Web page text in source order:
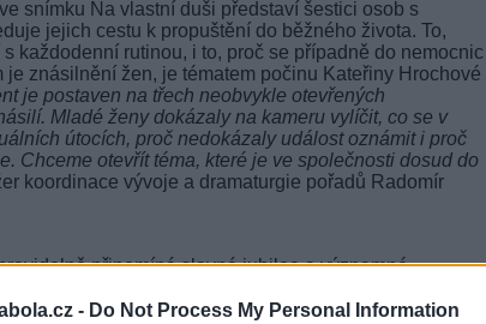
- Do Not Process My Personal Information
snímku Na vlastní duši představí šestici osob s
jejich cestu k propuštění do běžného života. To,
každodenní rutinou, i to, proč se případně do nemocnic
je znásilnění žen, je tématem počinu Kateřiny Hrochové
je postaven na třech neobvykle otevřených
Mladé ženy dokázaly na kameru vylíčit, co se v
útocích, proč nedokázaly událost oznámit i proč
Chceme otevřít téma, které je ve společnosti dosud do
koordinace vývoje a dramaturgie pořadů Radomír
připomíná slavná jubilea a významné
uplyne přesně 1100 let od mučednické smrti kněžny
byla a jaká byla její role v tehdejší politice,